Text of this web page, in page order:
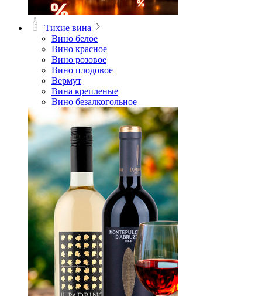
Тихие вина
Вино белое
Вино красное
Вино розовое
Вино плодовое
Вермут
Вина крепленые
Вино безалкогольное